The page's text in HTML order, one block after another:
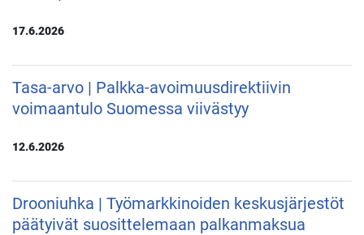
17.6.2026
Tasa-arvo | Palkka-avoimuusdirektiivin
voimaantulo Suomessa viivästyy
12.6.2026
Drooniuhka | Työmarkkinoiden keskusjärjestöt
päätyivät suosittelemaan palkanmaksua